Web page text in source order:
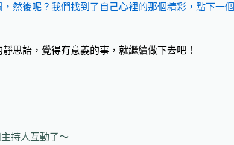
然後呢？我們找到了自己心裡的那個精彩，點下一個
思語，覺得有意義的事，就繼續做下去吧！
持人互動了～